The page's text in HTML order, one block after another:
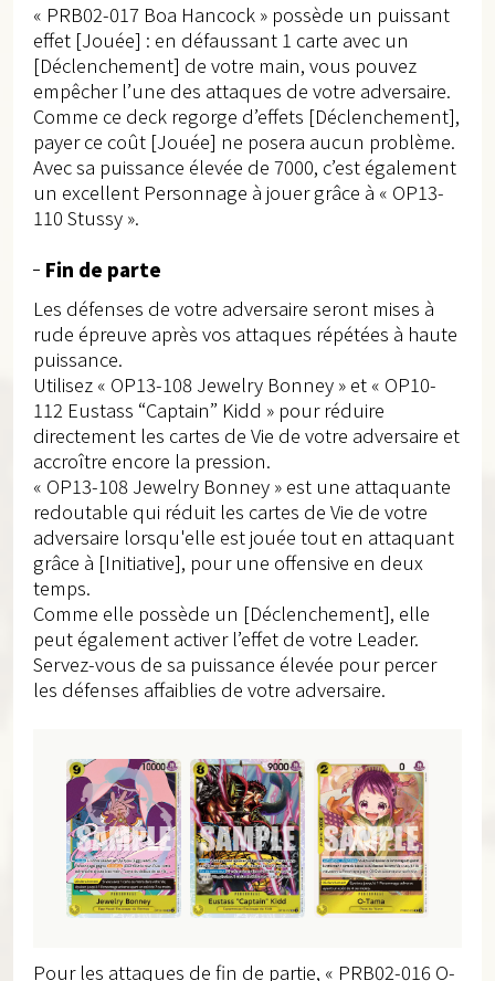
« PRB02-017 Boa Hancock » possède un puissant
effet [Jouée] : en défaussant 1 carte avec un
[Déclenchement] de votre main, vous pouvez
empêcher l’une des attaques de votre adversaire.
Comme ce deck regorge d’effets [Déclenchement],
payer ce coût [Jouée] ne posera aucun problème.
Avec sa puissance élevée de 7000, c’est également
un excellent Personnage à jouer grâce à « OP13-
110 Stussy ».
Fin de parte
Les défenses de votre adversaire seront mises à
rude épreuve après vos attaques répétées à haute
puissance.
Utilisez « OP13-108 Jewelry Bonney » et « OP10-
112 Eustass “Captain” Kidd » pour réduire
directement les cartes de Vie de votre adversaire et
accroître encore la pression.
« OP13-108 Jewelry Bonney » est une attaquante
redoutable qui réduit les cartes de Vie de votre
adversaire lorsqu'elle est jouée tout en attaquant
grâce à [Initiative], pour une offensive en deux
temps.
Comme elle possède un [Déclenchement], elle
peut également activer l’effet de votre Leader.
Servez-vous de sa puissance élevée pour percer
les défenses affaiblies de votre adversaire.
Pour les attaques de fin de partie, « PRB02-016 O-